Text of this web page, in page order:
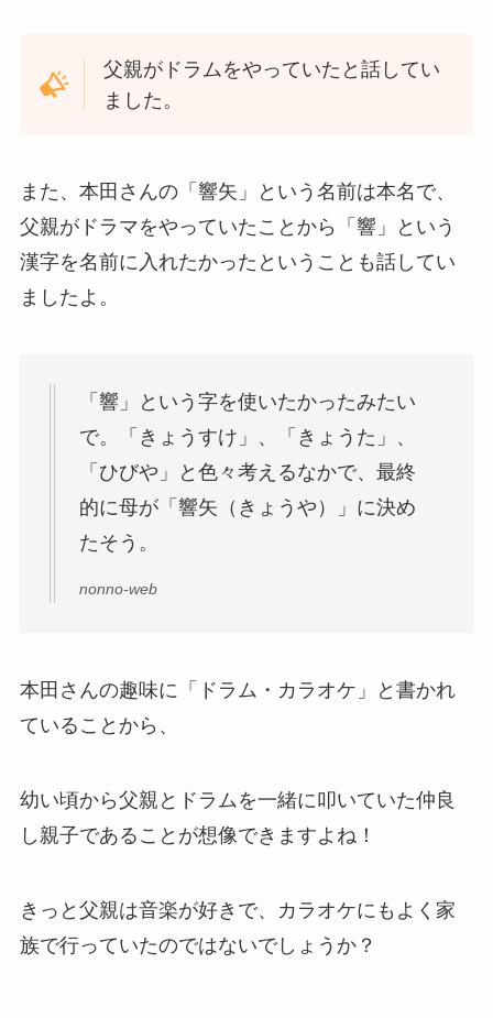
父親がドラムをやっていたと話してい
ました。
また、本田さんの「響矢」という名前は本名で、
父親がドラマをやっていたことから「響」という
漢字を名前に入れたかったということも話してい
ましたよ。
「響」という字を使いたかったみたい
で。「きょうすけ」、「きょうた」、
「ひびや」と色々考えるなかで、最終
的に母が「響矢（きょうや）」に決め
たそう。
nonno-web
本田さんの趣味に「ドラム・カラオケ」と書かれ
ていることから、
幼い頃から父親とドラムを一緒に叩いていた仲良
し親子であることが想像できますよね！
きっと父親は音楽が好きで、カラオケにもよく家
族で行っていたのではないでしょうか？